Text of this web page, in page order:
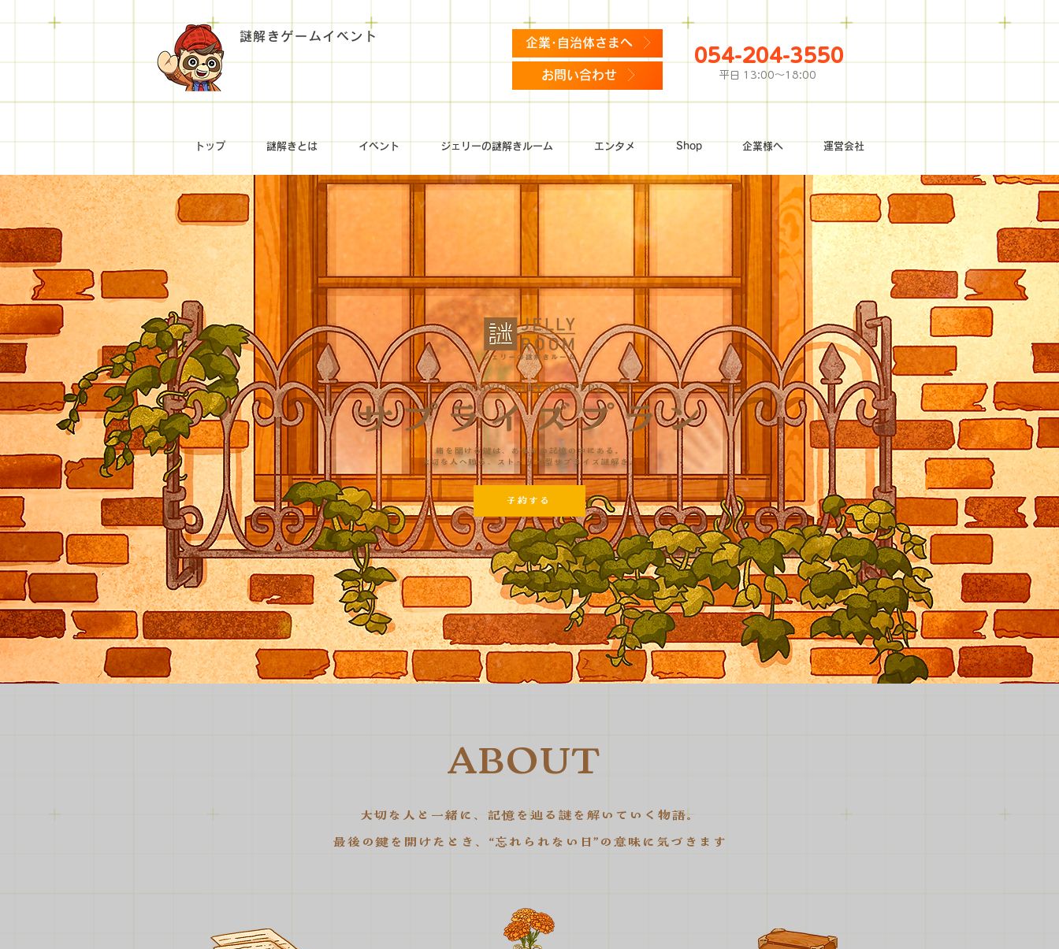
謎解きゲームイベント 企業･自治体さまへ
お問い合わせ
054-204-3550
平日 13:00〜18:00
トップ 謎解きとは イベント ジェリーの謎解きルーム エンタメ Shop 企業様へ 運営会社
サプライズプラン
ANNIVERSARY MYSTERY
箱を開ける鍵は、あなたの記憶の中にある。
大切な人へ贈る、ストーリー型サプライズ謎解き。
予約する
​ABOUT
大切な人と一緒に、記憶を辿る謎を解いていく物語。
最後の鍵を開けたとき、“忘れられない日”の意味に気づきます